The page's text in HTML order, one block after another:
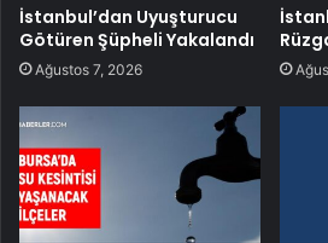
İstanbul’dan Uyuşturucu
Götüren Şüpheli Yakalandı
Ağustos 7, 2026